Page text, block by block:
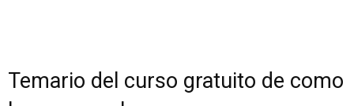
Temario del curso gratuito de como